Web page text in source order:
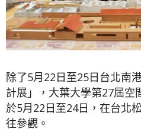
除了5月22日至25日台北南
計展」，大葉大學第27屆空
於5月22日至24日，在台北
往參觀。